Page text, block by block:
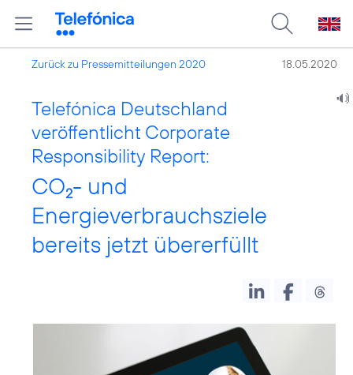
Zurück zu Pressemitteilungen 2020 18.05.2020
Telefónica Deutschland
veröffentlicht Corporate
Responsibility Report:
CO2- und
Energieverbrauchsziele
bereits jetzt übererfüllt